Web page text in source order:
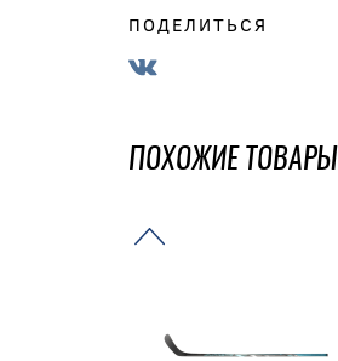
ПОДЕЛИТЬСЯ
ПОХОЖИЕ ТОВАРЫ